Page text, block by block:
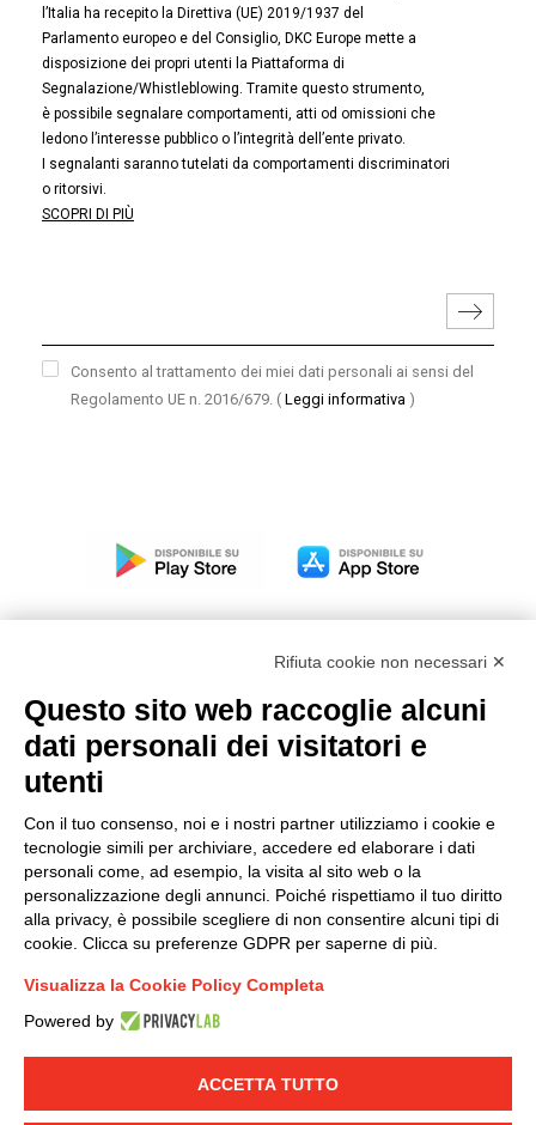
l’Italia ha recepito la Direttiva (UE) 2019/1937 del
Parlamento europeo e del Consiglio, DKC Europe mette a
disposizione dei propri utenti la Piattaforma di
Segnalazione/Whistleblowing. Tramite questo strumento,
è possibile segnalare comportamenti, atti od omissioni che
ledono l’interesse pubblico o l’integrità dell’ente privato.
I segnalanti saranno tutelati da comportamenti discriminatori
o ritorsivi.
SCOPRI DI PIÙ
Consento al trattamento dei miei dati personali ai sensi del
Regolamento UE n. 2016/679. ( Leggi informativa )
LINKEDIN YOUTUBE
© 2019 - DKC Europe - -
Modello organizzativo, gestione e controllo – D. lgs.
231/2001
Condizioni generali di vendita DKC Power Solutions
Condizioni generali di acquisto
Codice etico
Rifiuta cookie non necessari ✕
Questo sito web raccoglie alcuni
dati personali dei visitatori e
utenti
Con il tuo consenso, noi e i nostri partner utilizziamo i cookie e
tecnologie simili per archiviare, accedere ed elaborare i dati
personali come, ad esempio, la visita al sito web o la
personalizzazione degli annunci. Poiché rispettiamo il tuo diritto
alla privacy, è possibile scegliere di non consentire alcuni tipi di
cookie. Clicca su preferenze GDPR per saperne di più.
Visualizza la Cookie Policy Completa
Powered by
ACCETTA TUTTO